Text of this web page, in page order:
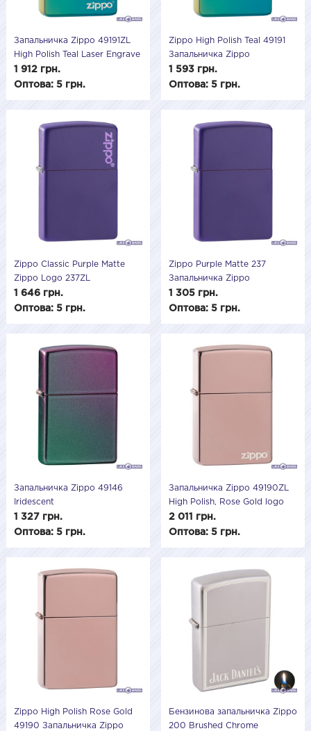
Запальничка Zippo 49191ZL
High Polish Teal Laser Engrave
1 912 грн.
Оптова: 5 грн.
Zippo High Polish Teal 49191
Запальничка Zippo
карибская бирюза
подарункова
1 593 грн.
Оптова: 5 грн.
Zippo Classic Purple Matte
Zippo Logo 237ZL
Запальничка Zippo Logo
подарункова
1 646 грн.
Оптова: 5 грн.
Zippo Purple Matte 237
Запальничка Zippo
Фіолетовий матовий
1 305 грн.
Оптова: 5 грн.
Запальничка Zippo 49146
Iridescent
1 327 грн.
Оптова: 5 грн.
Запальничка Zippo 49190ZL
High Polish, Rose Gold logo
2 011 грн.
Оптова: 5 грн.
Zippo High Polish Rose Gold
49190 Запальничка Zippo
Бензинова запальничка Zippo
200 Brushed Chrome